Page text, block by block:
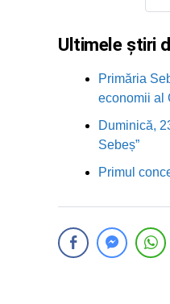
Ultimele știri
Primăria
economii al
Duminică,
Sebeș”
Primul